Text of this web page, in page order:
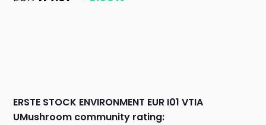
ERSTE STOCK ENVIRONMENT EUR I01 VTIA
UMushroom community rating: